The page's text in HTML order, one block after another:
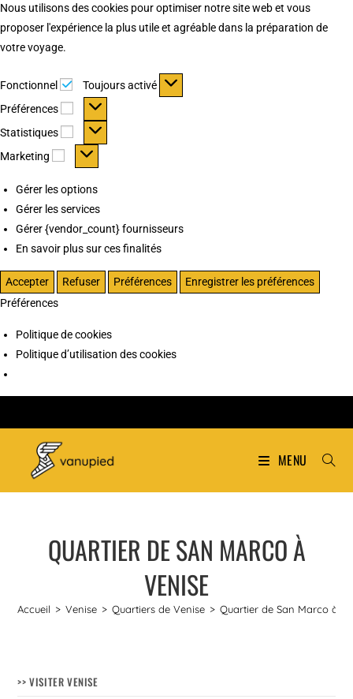
Nous utilisons des cookies pour optimiser notre site web et vous
proposer l'expérience la plus utile et agréable dans la préparation de
votre voyage.
Fonctionnel Fonctionnel
Toujours activé
Préférences
Préférences
Statistiques Statistiques
Marketing Marketing
Gérer les options
Gérer les services
Gérer {vendor_count} fournisseurs
En savoir plus sur ces finalités
Accepter Refuser Préférences
Enregistrer les préférences
Préférences
Politique de cookies
Politique d’utilisation des cookies
MENU
QUARTIER DE SAN MARCO À
VENISE
Accueil > Venise > Quartiers de Venise > Quartier de San Marco à
>> VISITER VENISE